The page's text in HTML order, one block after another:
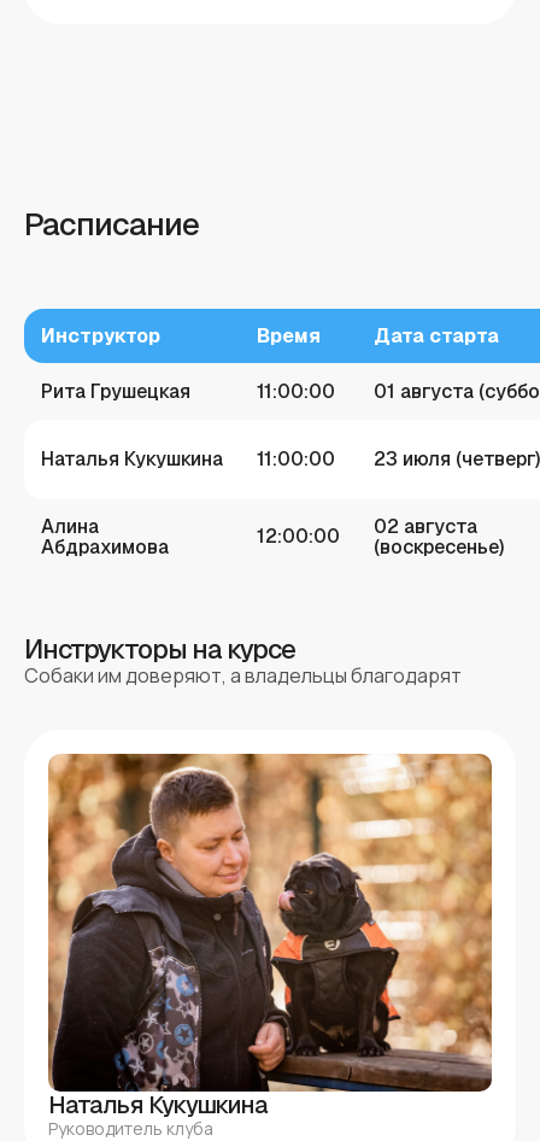
Расписание
Инструктор Время Дата старта
Рита Грушецкая 11:00:00 01 августа
Наталья Кукушкина 11:00:00 23 июля (четверг)
Алина
Абдрахимова
12:00:00
02 августа
(воскресенье)
Инструкторы на курсе
Собаки им доверяют, а владельцы благодарят
Наталья Кукушкина
Руководитель клуба